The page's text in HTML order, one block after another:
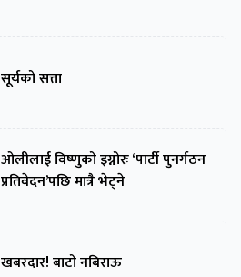
सूर्यको सत्ता
ओलीलाई विष्णुको इग्नोरः ‘पार्टी पुनर्गठन
प्रतिवेदन’पछि मात्रै भेट्ने
खबरदार! बाटो नबिराऊ